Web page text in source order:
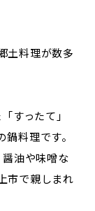
土料理が数多
すったて」
料理です。
油や味噌な
市で親しまれ